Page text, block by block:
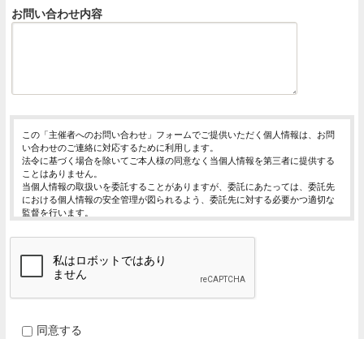
お問い合わせ内容
この「主催者へのお問い合わせ」フォームでご提供いただく個人情報は、お問
い合わせのご連絡に対応するために利用します。
法令に基づく場合を除いてご本人様の同意なく当個人情報を第三者に提供する
ことはありません。
当個人情報の取扱いを委託することがありますが、委託にあたっては、委託先
における個人情報の安全管理が図られるよう、委託先に対する必要かつ適切な
監督を行います。
止・消去および第三者への提供の停止（「開示等」といいます。）を受け付け
開示等の求めは、以下の「個人情報苦情及び相談窓口」で受け付けます。
ご入力頂く情報の提供は任意となっております。ただし、正確な情報をご提供
当ホームページではご利用状況の統計調査のためクッキー等を用いております
同意する